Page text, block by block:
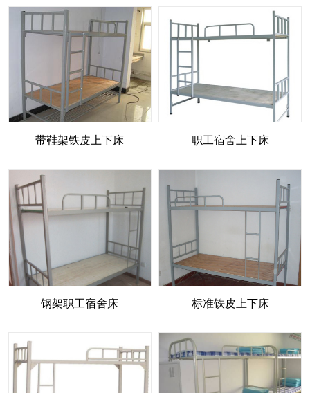
带鞋架铁皮上下床 职工宿舍上下床
钢架职工宿舍床 标准铁皮上下床